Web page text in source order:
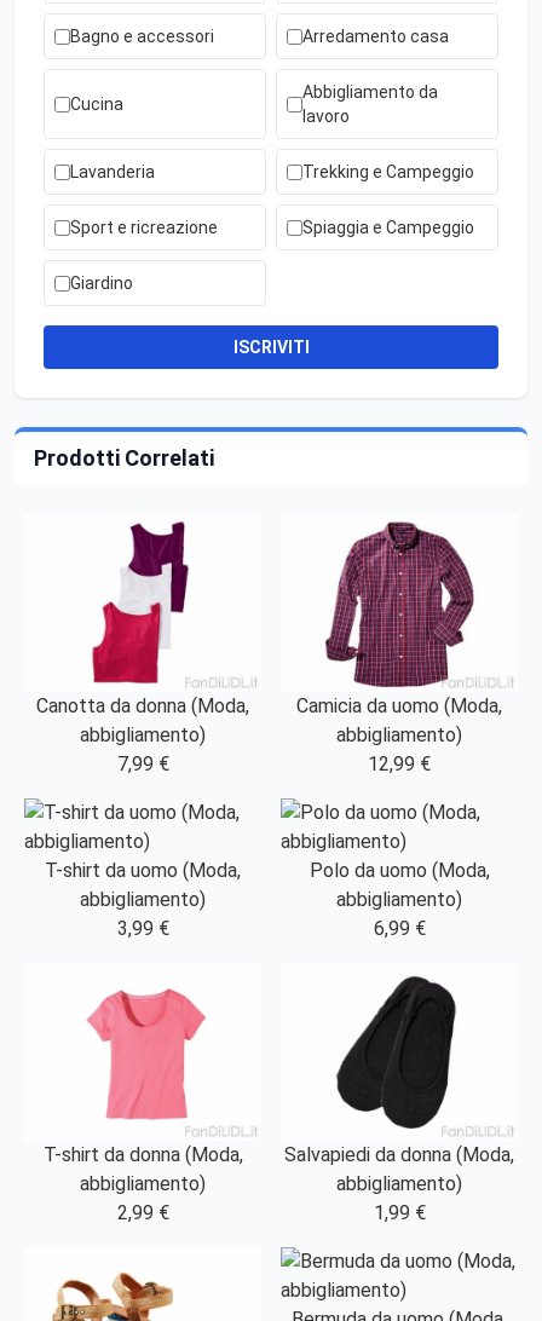
Bagno e accessori Arredamento casa
Cucina
Abbigliamento da
lavoro
Lavanderia Trekking e Campeggio
Sport e ricreazione Spiaggia e Campeggio
Giardino
ISCRIVITI
Prodotti Correlati
Canotta da donna (Moda,
abbigliamento)
7,99 €
Camicia da uomo (Moda,
abbigliamento)
12,99 €
T-shirt da uomo (Moda,
abbigliamento)
3,99 €
Polo da uomo (Moda,
abbigliamento)
6,99 €
T-shirt da donna (Moda,
abbigliamento)
2,99 €
Salvapiedi da donna (Moda,
abbigliamento)
1,99 €